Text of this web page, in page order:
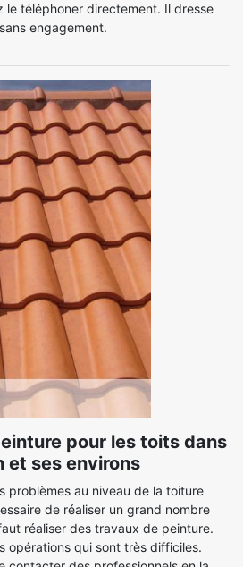
le téléphoner directement. Il dresse
engagement.
pour les toits dans
et ses environs
problèmes au niveau de la toiture
de réaliser un grand nombre
réaliser des travaux de peinture.
opérations qui sont très difficiles.